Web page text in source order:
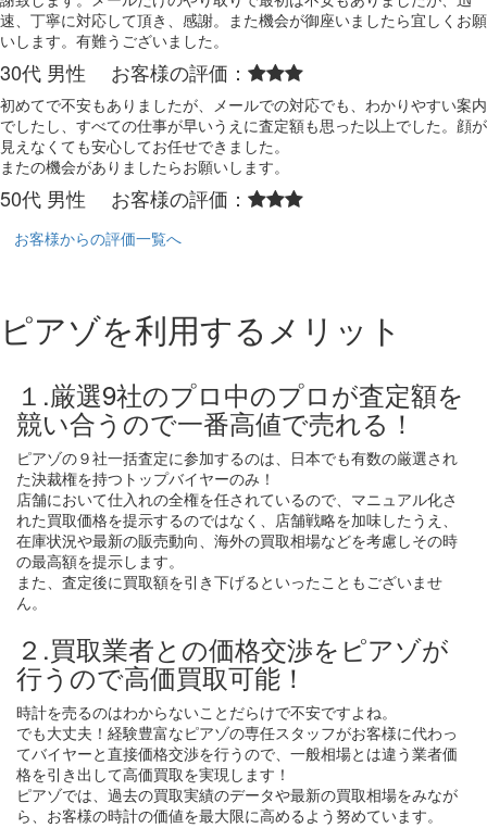
速、丁寧に対応して頂き、感謝。また機会が御座いましたら宜しくお願
いします。有難うございました。
30代 男性 お客様の評価：
初めてで不安もありましたが、メールでの対応でも、わかりやすい案内
でしたし、すべての仕事が早いうえに査定額も思った以上でした。顔が
見えなくても安心してお任せできました。
またの機会がありましたらお願いします。
50代 男性 お客様の評価：
お客様からの評価一覧へ
ピアゾを利用するメリット
１.厳選9社のプロ中のプロが査定額を
競い合うので一番高値で売れる！
ピアゾの９社一括査定に参加するのは、日本でも有数の厳選され
た決裁権を持つトップバイヤーのみ！
店舗において仕入れの全権を任されているので、マニュアル化さ
れた買取価格を提示するのではなく、店舗戦略を加味したうえ、
在庫状況や最新の販売動向、海外の買取相場などを考慮しその時
の最高額を提示します。
また、査定後に買取額を引き下げるといったこともございませ
ん。
２.買取業者との価格交渉をピアゾが
行うので高価買取可能！
時計を売るのはわからないことだらけで不安ですよね。
でも大丈夫！経験豊富なピアゾの専任スタッフがお客様に代わっ
てバイヤーと直接価格交渉を行うので、一般相場とは違う業者価
格を引き出して高価買取を実現します！
ピアゾでは、過去の買取実績のデータや最新の買取相場をみなが
ら、お客様の時計の価値を最大限に高めるよう努めています。